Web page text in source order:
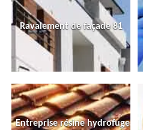
Ravalement de façade 81
Entreprise résine hydrofuge